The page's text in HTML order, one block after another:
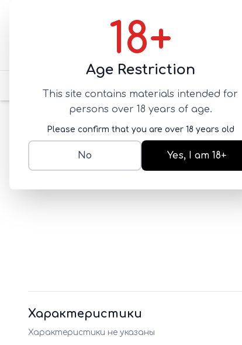
18+
Age Restriction
This site contains materials intended for
persons over 18 years of age.
Please confirm that you are over 18 years old
No Yes, I am 18+
Главная ПРЕЗЕРВАТИВЫ супертонкие
Характеристики
Характеристики не указаны